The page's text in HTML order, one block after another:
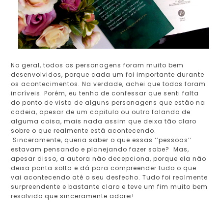
No geral, todos os personagens foram muito bem
desenvolvidos, porque cada um foi importante durante
os acontecimentos. Na verdade, achei que todos foram
incríveis. Porém, eu tenho de confessar que senti falta
do ponto de vista de alguns personagens que estão na
cadeia, apesar de um capitulo ou outro falando de
alguma coisa, mais nada assim que deixa tão claro
sobre o que realmente está acontecendo.
Sinceramente, queria saber o que essas ‘’pessoas’’
estavam pensando e planejando fazer sabe? Mas,
apesar disso, a autora não decepciona, porque ela não
deixa ponta solta e dá para compreender tudo o que
vai acontecendo até o seu desfecho. Tudo foi realmente
surpreendente e bastante claro e teve um fim muito bem
resolvido que sinceramente adorei!